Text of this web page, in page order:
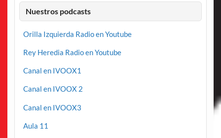
Nuestros podcasts
Orilla Izquierda Radio en Youtube
Rey Heredia Radio en Youtube
Canal en IVOOX1
Canal en IVOOX 2
Canal en IVOOX3
Aula 11